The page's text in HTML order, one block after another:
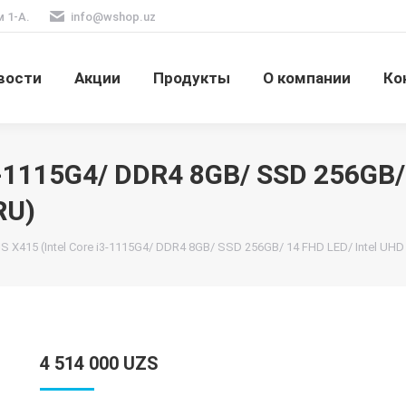
1-А. info@wshop.uz
Акции Продукты О компании
DDR4 8GB/ SSD
X415 (Intel Core i3-1115G4/ DDR4 8GB/ SSD 256GB/ 14 FHD LED/ Intel
4 514 000 UZS